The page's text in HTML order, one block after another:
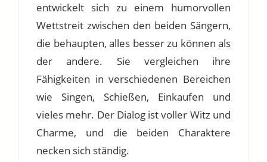
entwickelt sich zu einem humorvollen
Wettstreit zwischen den beiden Sängern,
die behaupten, alles besser zu können als
der andere. Sie vergleichen ihre
Fähigkeiten in verschiedenen Bereichen
wie Singen, Schießen, Einkaufen und
vieles mehr. Der Dialog ist voller Witz und
Charme, und die beiden Charaktere
necken sich ständig.